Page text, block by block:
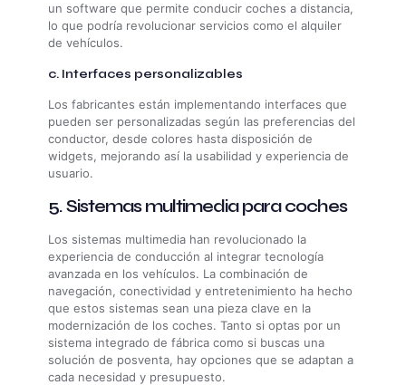
un software que permite conducir coches a distancia,
lo que podría revolucionar servicios como el alquiler
de vehículos.
c. Interfaces personalizables
Los fabricantes están implementando interfaces que
pueden ser personalizadas según las preferencias del
conductor, desde colores hasta disposición de
widgets, mejorando así la usabilidad y experiencia de
usuario.
5. Sistemas multimedia para coches
Los sistemas multimedia han revolucionado la
experiencia de conducción al integrar tecnología
avanzada en los vehículos. La combinación de
navegación, conectividad y entretenimiento ha hecho
que estos sistemas sean una pieza clave en la
modernización de los coches. Tanto si optas por un
sistema integrado de fábrica como si buscas una
solución de posventa, hay opciones que se adaptan a
cada necesidad y presupuesto.